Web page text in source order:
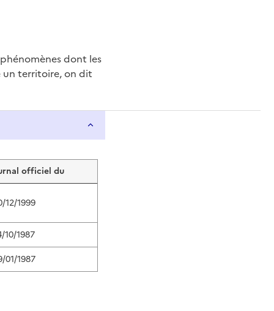
dont les
un territoire, on dit
officiel du
12/1999
10/1987
01/1987